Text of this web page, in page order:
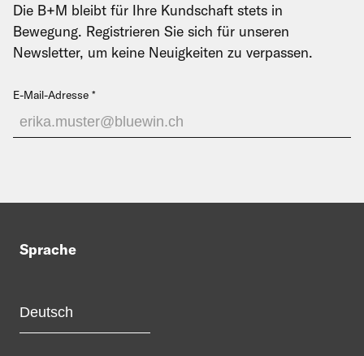
Die B+M bleibt für Ihre Kundschaft stets in
Bewegung. Registrieren Sie sich für unseren
Newsletter, um keine Neuigkeiten zu verpassen.
E-Mail-Adresse
Sprache